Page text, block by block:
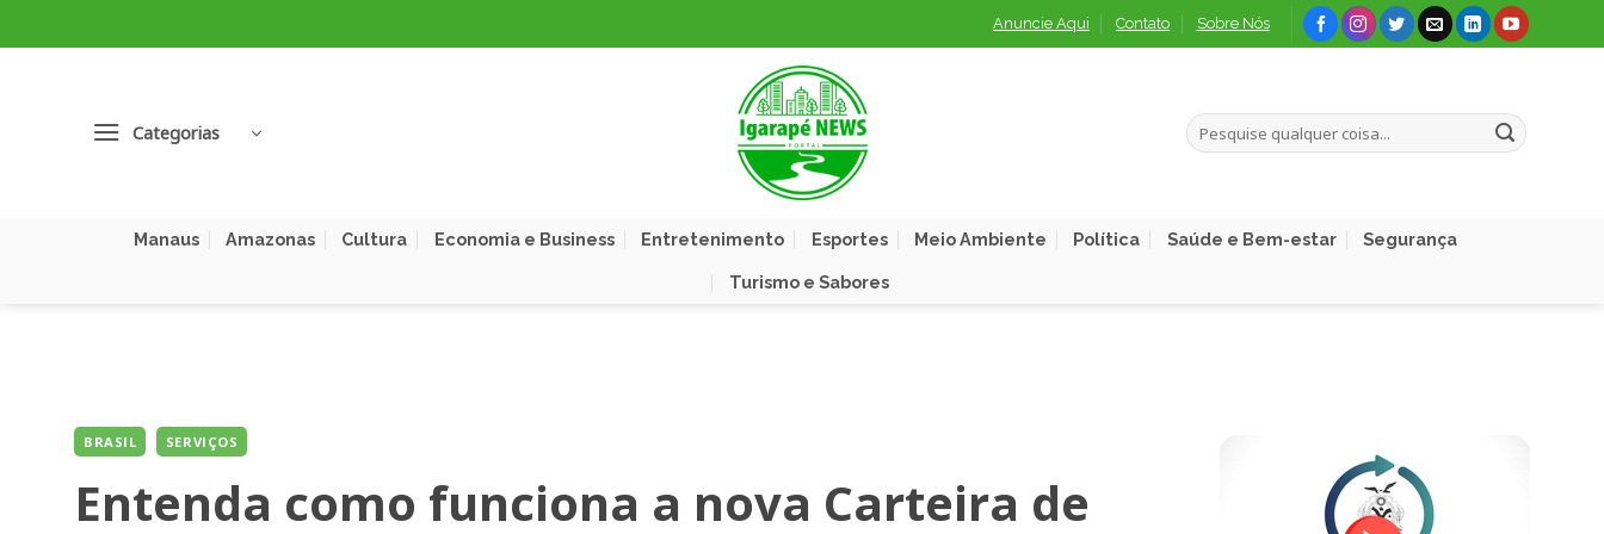
to
Anuncie Aqui Contato Sobre Nós
Categorias
Manaus Amazonas Cultura Economia e Business Entretenimento Esportes Meio Ambiente Política Saúde e Bem-estar Segurança
Turismo e Sabores
BRASIL SERVIÇOS
Entenda como funciona a nova Carteira de